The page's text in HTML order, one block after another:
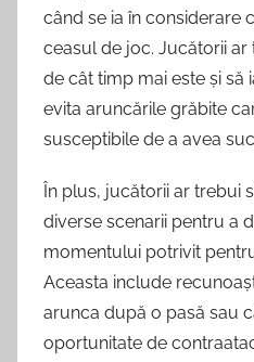
când se ia în considerare
ceasul de joc. Jucătorii ar
de cât timp mai este și să
evita aruncările grăbite
susceptibile de a avea
În plus, jucătorii ar trebui
diverse scenarii pentru a
momentului potrivit
Aceasta include
arunca după o pasă sau
oportunitate de